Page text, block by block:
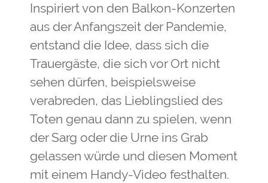
Inspiriert von den Balkon-Konzerten
aus der Anfangszeit der Pandemie,
entstand die Idee, dass sich die
Trauergäste, die sich vor Ort nicht
sehen dürfen, beispielsweise
verabreden, das Lieblingslied des
Toten genau dann zu spielen, wenn
der Sarg oder die Urne ins Grab
gelassen würde und diesen Moment
mit einem Handy-Video festhalten.